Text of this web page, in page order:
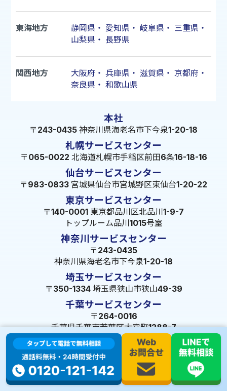
東海地方 静岡県 ・ 愛知県 ・ 岐阜県 ・ 三重県 ・
山梨県 ・ 長野県
関西地方 大阪府 ・ 兵庫県 ・ 滋賀県 ・ 京都府 ・
奈良県 ・ 和歌山県
本社
〒243-0435 神奈川県海老名市下今泉1-20-18
札幌サービスセンター
〒065-0022 北海道札幌市手稲区前田6条16-18-16
仙台サービスセンター
〒983-0833 宮城県仙台市宮城野区東仙台1-20-22
東京サービスセンター
〒140-0001 東京都品川区北品川1-9-7
トップルーム品川1015号室
神奈川サービスセンター
〒243-0435
神奈川県海老名市下今泉1-20-18
埼玉サービスセンター
〒350-1334 埼玉県狭山市狭山49-39
千葉サービスセンター
〒264-0016
千葉県千葉市若葉区大宮町1288-7
茨城サービスセンター
〒309-1717 茨城県笠間市旭町322-2 102号
長野サービスセンター
〒380-0921 長野県長野市大字栗田653-141 皐月ビル